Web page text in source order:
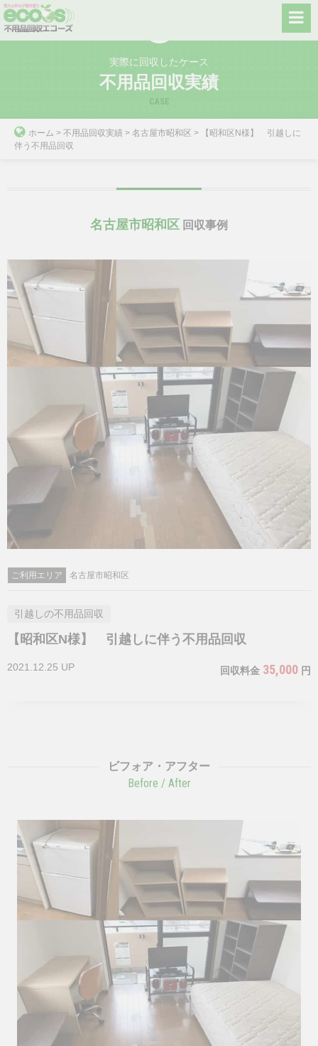
Skip
to
実際に回収したケース
不用品回収実績
CASE
ホーム > 不用品回収実績 > 名古屋市昭和区 >
【昭和区N様】 引越しに
伴う不用品回収
名古屋市昭和区 回収事例
ご利用エリア 名古屋市昭和区
引越しの不用品回収
【昭和区N様】 引越しに伴う不用品回収
2021.12.25 UP 回収料金 35,000 円
ビフォア・アフター
Before / After